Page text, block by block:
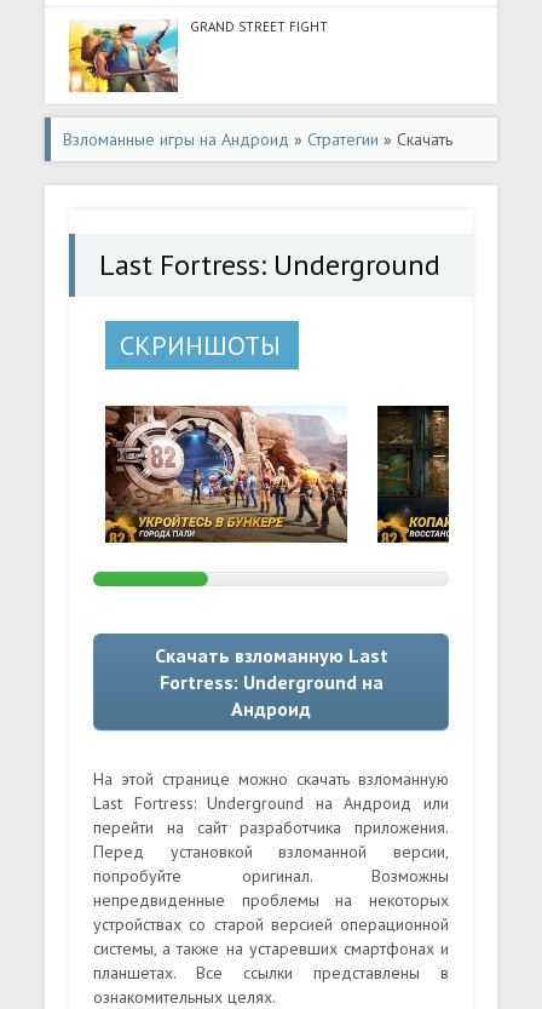
GRAND STREET FIGHT
Взломанные игры на Андроид » Стратегии » Скачать
Last Fortress: Underground (Много монет) на Андроид
Last Fortress: Underground
СКРИНШОТЫ
Скачать взломанную Last
Fortress: Underground на
Андроид
На этой странице можно скачать взломанную
Last Fortress: Underground на Андроид или
перейти на сайт разработчика приложения.
Перед установкой взломанной версии,
попробуйте оригинал. Возможны
непредвиденные проблемы на некоторых
устройствах со старой версией операционной
системы, а также на устаревших смартфонах и
планшетах. Все ссылки представлены в
ознакомительных целях.